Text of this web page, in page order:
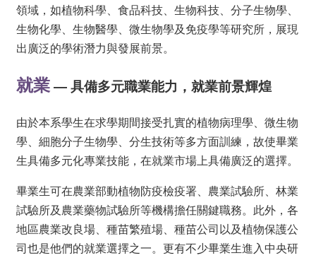
最
新
消
息
系
所
介
單
位
員
究
成
領域，如植物科學、食品科技、生物科技、分子生物學、
生物化學、生物醫學、微生物學及免疫學等研究所，展現
出廣泛的學術潛力與發展前景。
就業 — 具備多元職業能力，就業前景輝煌
由於本系學生在求學期間接受扎實的植物病理學、微生物
學、細胞分子生物學、分生技術等多方面訓練，故使畢業
生具備多元化專業技能，在就業市場上具備廣泛的選擇。
畢業生可在農業部動植物防疫檢疫署、農業試驗所、林業
試驗所及農業藥物試驗所等機構擔任關鍵職務。此外，各
地區農業改良場、種苗繁殖場、種苗公司以及植物保護公
司也是他們的就業選擇之一。更有不少畢業生進入中央研